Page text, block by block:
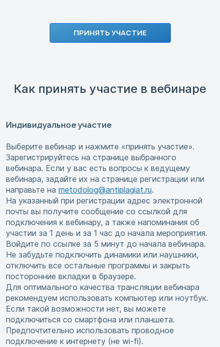
ПРИНЯТЬ УЧАСТИЕ
Как принять участие в вебинаре
Индивидуальное участие
Выберите вебинар и нажмите «принять участие».
Зарегистрируйтесь на странице выбранного
вебинара. Если у вас есть вопросы к ведущему
вебинара, задайте их на странице регистрации или
направьте на metodolog@antiplagiat.ru.
На указанный при регистрации адрес электронной
почты вы получите сообщение со ссылкой для
подключения к вебинару, а также напоминания об
участии за 1 день и за 1 час до начала мероприятия.
Войдите по ссылке за 5 минут до начала вебинара.
Не забудьте подключить динамики или наушники,
отключить все остальные программы и закрыть
посторонние вкладки в браузере.
Для оптимального качества трансляции вебинара
рекомендуем использовать компьютер или ноутбук.
Если такой возможности нет, вы можете
подключиться со смартфона или планшета.
Предпочтительно использовать проводное
подключение к интернету (не wi-fi).